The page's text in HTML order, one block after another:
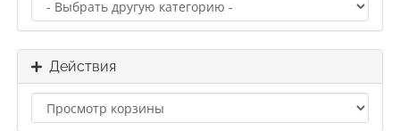
Действия